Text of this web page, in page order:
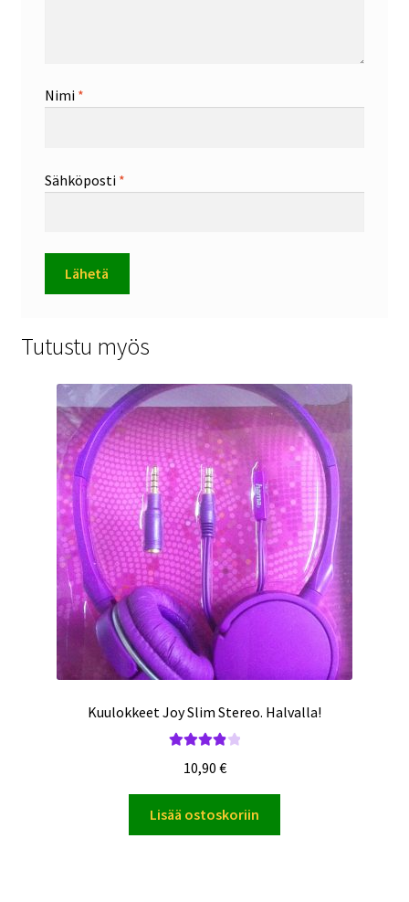
Nimi *
Sähköposti *
Tutustu myös
Kuulokkeet Joy Slim Stereo. Halvalla!
tuotteesta:
10,90 €
Lisää ostoskoriin